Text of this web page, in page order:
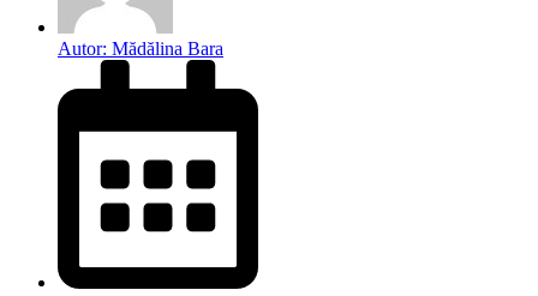
Autor: Mădălina Bara